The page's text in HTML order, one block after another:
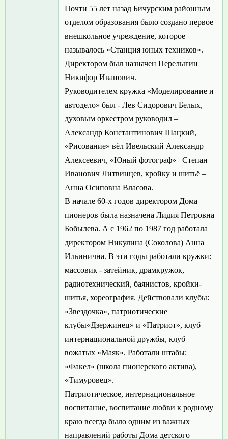
Почти 55 лет назад Бичурским районным
отделом образования было создано первое
внешкольное учреждение, которое
называлось «Станция юных техников».
Директором был назначен Перелыгин
Никифор Иванович.
Руководителем кружка «Моделирование и
автодело» был - Лев Сидорович Белых,
духовым оркестром руководил –
Александр Константинович Шацкий,
«Рисование» вёл Ивельский Александр
Алексеевич, «Юный фотограф» –Степан
Иванович Литвинцев, кройку и шитьё –
Анна Осиповна Власова.
В начале 60-х годов директором Дома
пионеров была назначена Лидия Петровна
Бобылева. А с 1962 по 1987 год работала
директором Никулина (Соколова) Анна
Ильинична. В эти годы работали кружки:
массовик - затейник, драмкружок,
радиотехнический, баянистов, кройки-
шитья, хореография. Действовали клубы:
«Звездочка», патриотические
клубы«Дзержинец» и «Патриот», клуб
интернациональной дружбы, клуб
вожатых «Маяк». Работали штабы:
«Факел» (школа пионерского актива),
«Тимуровец».
Патриотическое, интернациональное
воспитание, воспитание любви к родному
краю всегда было одним из важных
направлений работы Дома детского